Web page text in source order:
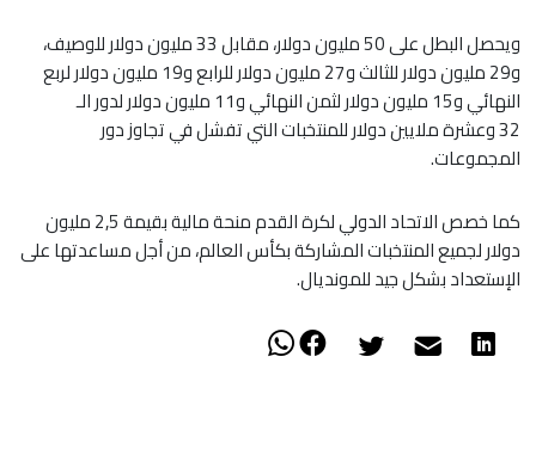
ويحصل البطل على 50 مليون دولار، مقابل 33 مليون دولار للوصيف،
و29 مليون دولار للثالث و27 مليون دولار للرابع و19 مليون دولار لربع
النهائي و15 مليون دولار لثمن النهائي و11 مليون دولار لدور الـ
32 وعشرة ملايين دولار للمنتخبات التي تفشل في تجاوز دور
المجموعات.
كما خصص الاتحاد الدولي لكرة القدم منحة مالية بقيمة 2,5 مليون
دولار لجميع المنتخبات المشاركة بكأس العالم، من أجل مساعدتها على
الإستعداد بشكل جيد للمونديال.